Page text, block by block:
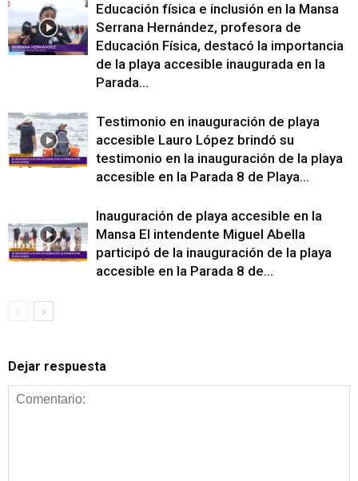
Educación física e inclusión en la Mansa
Serrana Hernández, profesora de
Educación Física, destacó la importancia
de la playa accesible inaugurada en la
Parada...
Testimonio en inauguración de playa
accesible Lauro López brindó su
testimonio en la inauguración de la playa
accesible en la Parada 8 de Playa...
Inauguración de playa accesible en la
Mansa El intendente Miguel Abella
participó de la inauguración de la playa
accesible en la Parada 8 de...
Dejar respuesta